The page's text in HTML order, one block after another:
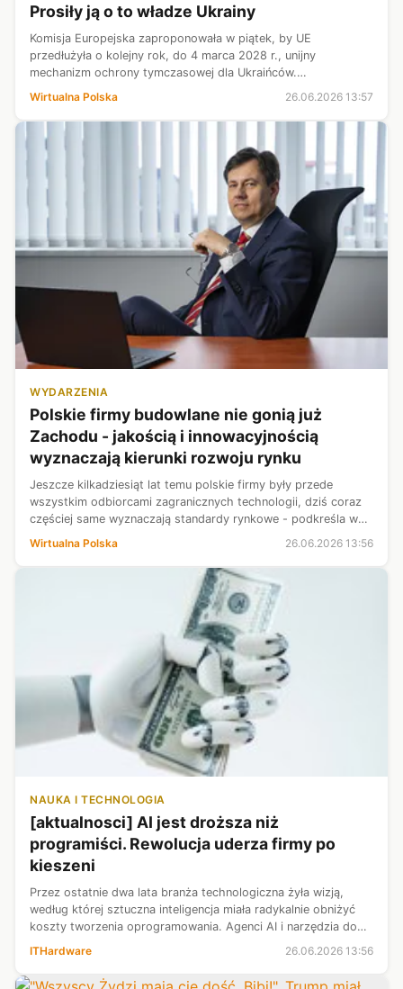
Prosiły ją o to władze Ukrainy
Komisja Europejska zaproponowała w piątek, by UE
przedłużyła o kolejny rok, do 4 marca 2028 r., unijny
mechanizm ochrony tymczasowej dla Ukraińców.
Wirtualna Polska 26.06.2026 13:57
WYDARZENIA
Polskie firmy budowlane nie gonią już
Zachodu - jakością i innowacyjnością
wyznaczają kierunki rozwoju rynku
Jeszcze kilkadziesiąt lat temu polskie firmy były przede
wszystkim odbiorcami zagranicznych technologii, dziś coraz
częściej same wyznaczają standardy rynkowe - podkreśla w
wywiadzie dla PAP Sławomir Majchrowski, prezes Grupy
Wirtualna Polska 26.06.2026 13:56
NAUKA I TECHNOLOGIA
[aktualnosci] AI jest droższa niż
programiści. Rewolucja uderza firmy po
kieszeni
Przez ostatnie dwa lata branża technologiczna żyła wizją,
według której sztuczna inteligencja miała radykalnie obniżyć
koszty tworzenia oprogramowania. Agenci AI i narzędzia do
sposób na szybszą prac...
ITHardware 26.06.2026 13:56